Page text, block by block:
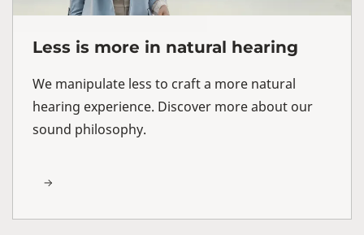
Less is more in natural hearing
We manipulate less to craft a more natural
hearing experience. Discover more about our
sound philosophy.